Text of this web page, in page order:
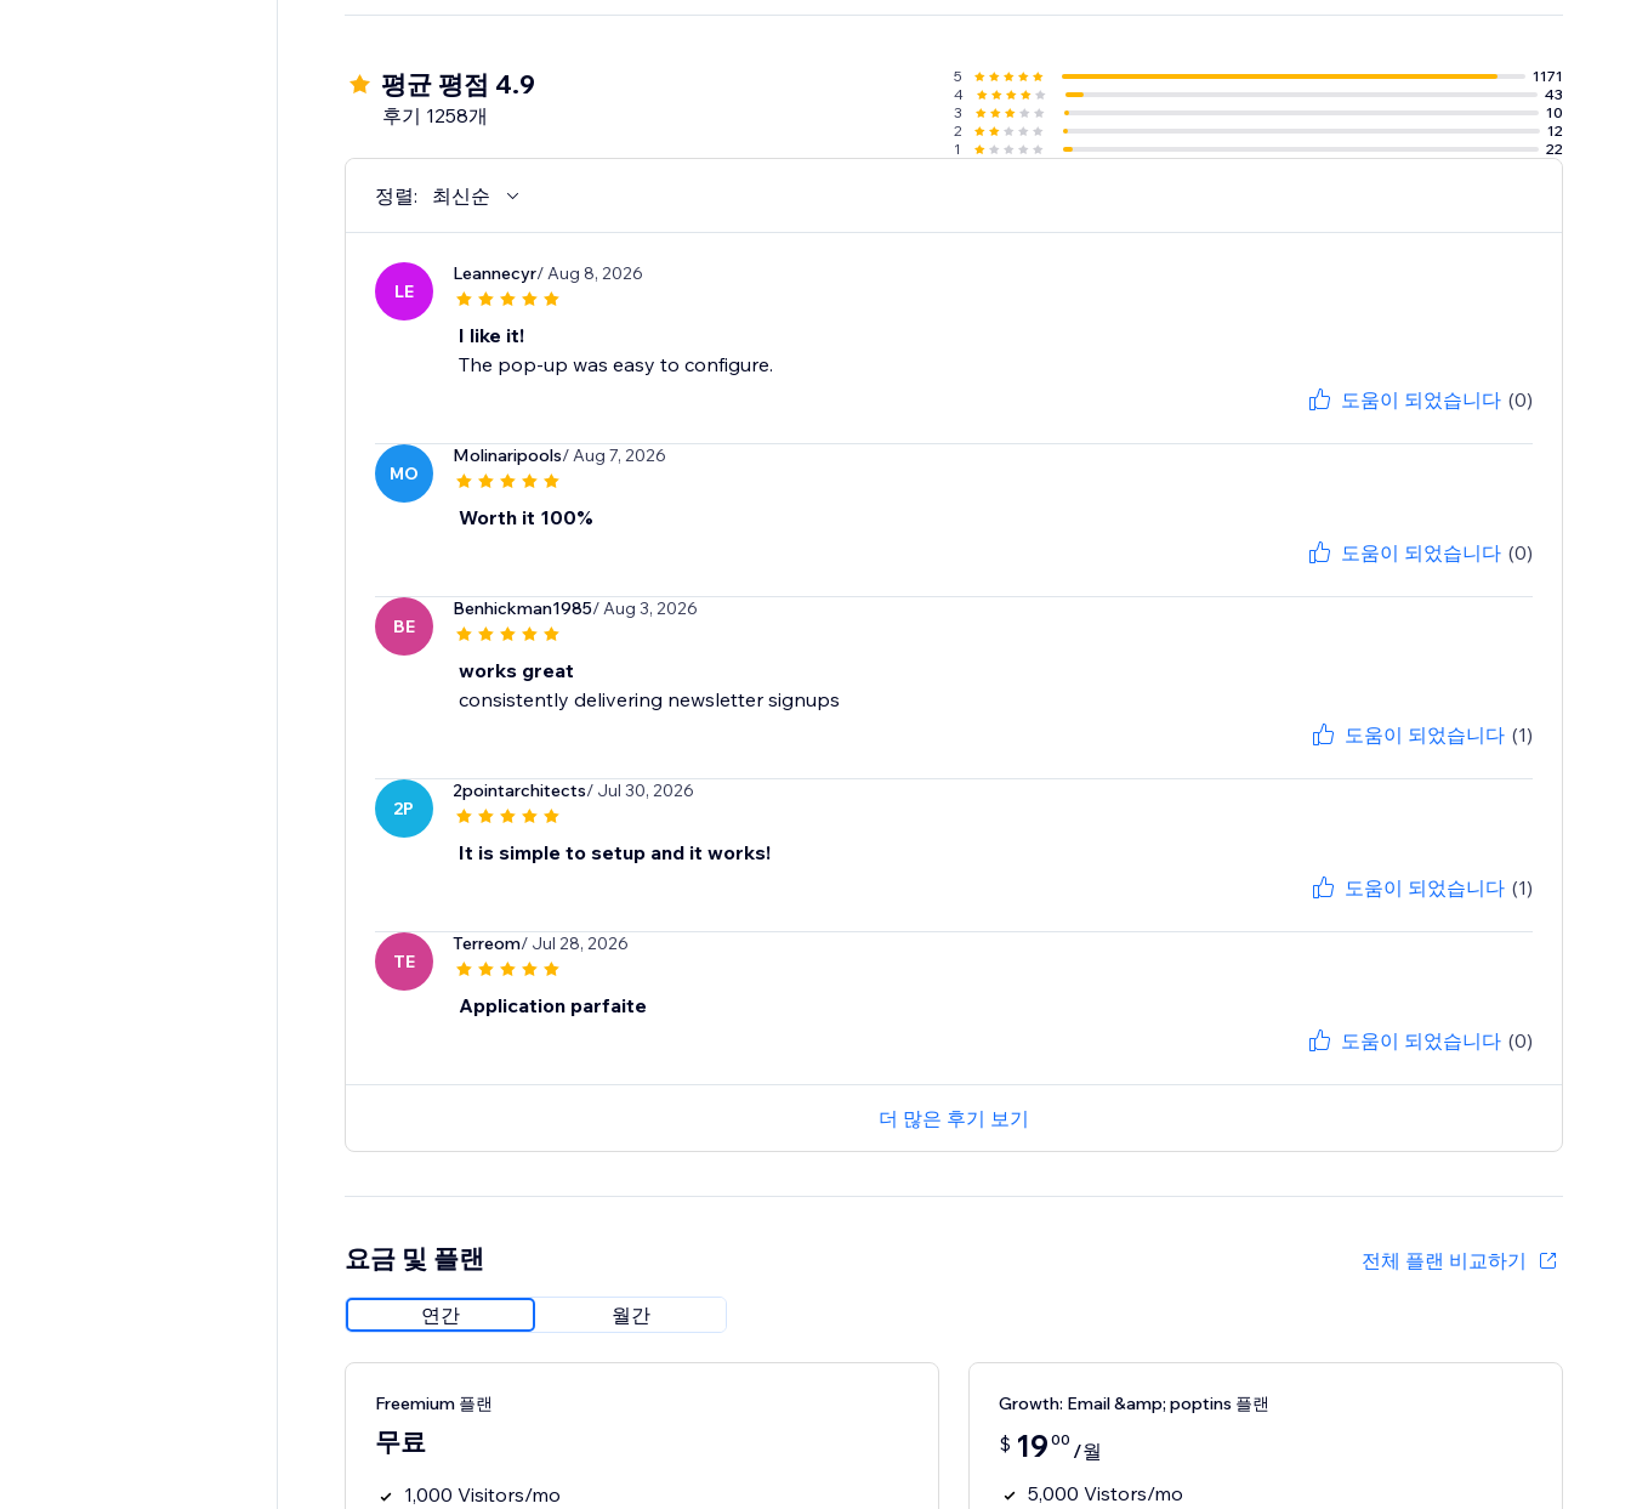
more.
평균 평점 4.9
후기 1258개
5
1171
4
43
3
10
2
12
1
22
정렬: 최신순
LE
Leannecyr/ Aug 8, 2026
I like it!
The pop-up was easy to configure.
도움이 되었습니다 (0)
MO
Molinaripools/ Aug 7, 2026
Worth it 100%
도움이 되었습니다 (0)
BE
Benhickman1985/ Aug 3, 2026
works great
consistently delivering newsletter signups
도움이 되었습니다 (1)
2P
2pointarchitects/ Jul 30, 2026
It is simple to setup and it works!
도움이 되었습니다 (1)
TE
Terreom/ Jul 28, 2026
Application parfaite
도움이 되었습니다 (0)
더 많은 후기 보기
요금 및 플랜 전체 플랜 비교하기
연간 월간
Freemium 플랜
무료
1,000 Visitors/mo
Growth: Email &amp; poptins 플랜
$ 19 00 /월
5,000 Vistors/mo